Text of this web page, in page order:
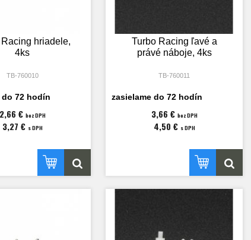
hriadele,
4ks
TB-760010
do 72 hodín
2,66 € bez DPH
3,27 € s DPH
Turbo Racing ľavé a
právé náboje, 4ks
TB-760011
zasielame do 72 hodín
3,66 € bez DPH
4,50 € s DPH